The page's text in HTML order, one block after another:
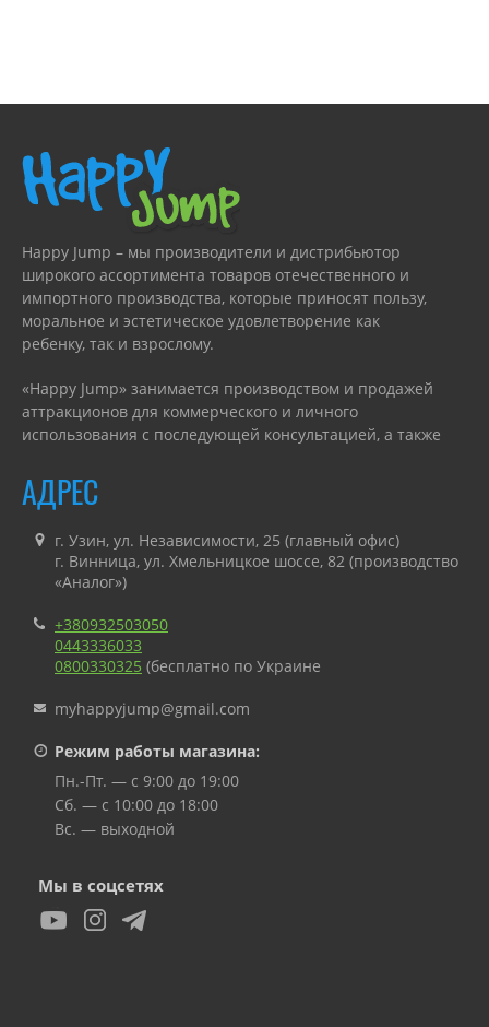
Happy Jump – мы производители и дистрибьютор
широкого ассортимента товаров отечественного и
импортного производства, которые приносят пользу,
моральное и эстетическое удовлетворение как
ребенку, так и взрослому.
«Happy Jump» занимается производством и продажей
аттракционов для коммерческого и личного
использования с последующей консультацией, а также
АДРЕС
г. Узин, ул. Независимости, 25 (главный офис)
г. Винница, ул. Хмельницкое шоссе, 82 (производство
«Аналог»)
+380932503050
0443336033
0800330325 (бесплатно по Украине
myhappyjump@gmail.com
Режим работы магазина:
Пн.-Пт. — с 9:00 до 19:00
Сб. — с 10:00 до 18:00
Вс. — выходной
Мы в соцсетях